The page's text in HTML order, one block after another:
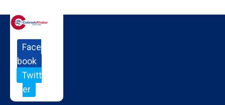
Face
book
Twitt
er